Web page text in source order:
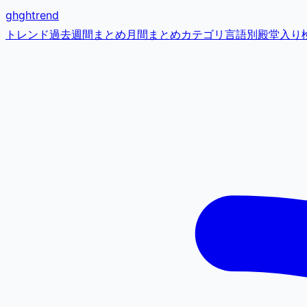
ghghtrend
トレンド過去週間まとめ月間まとめカテゴリ 言語別殿堂入り